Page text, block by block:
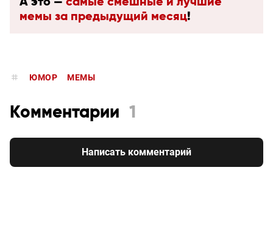
мемы за предыдущий месяц!
ЮМОР МЕМЫ
Комментарии 1
Написать комментарий